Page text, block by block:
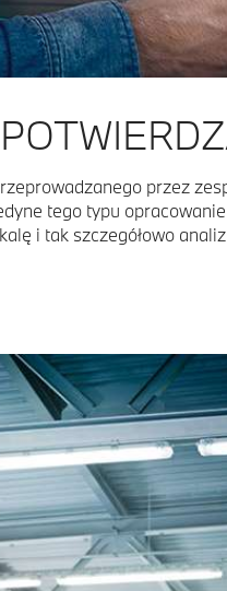
i tak szczegółowo